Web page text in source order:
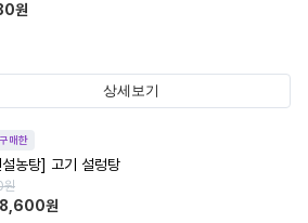
원
상세보기
매한
설농탕] 고기 설렁탕
원
8,600원